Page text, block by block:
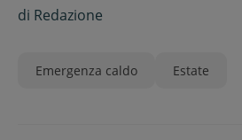
di Redazione
Emergenza caldo Estate